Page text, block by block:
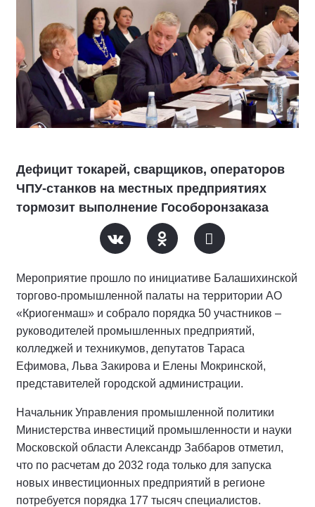
Дефицит токарей, сварщиков, операторов
ЧПУ-станков на местных предприятиях
тормозит выполнение Гособоронзаказа
Мероприятие прошло по инициативе Балашихинской
торгово-промышленной палаты на территории АО
«Криогенмаш» и собрало порядка 50 участников –
руководителей промышленных предприятий,
колледжей и техникумов, депутатов Тараса
Ефимова, Льва Закирова и Елены Мокринской,
представителей городской администрации.
Начальник Управления промышленной политики
Министерства инвестиций промышленности и науки
Московской области Александр Заббаров отметил,
что по расчетам до 2032 года только для запуска
новых инвестиционных предприятий в регионе
потребуется порядка 177 тысяч специалистов.